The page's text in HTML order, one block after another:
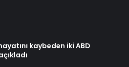
kaybeden iki ABD